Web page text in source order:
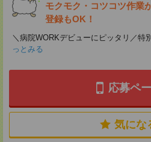
モクモク・コツコツ作業
登録もOK！
＼病院WORKデビューにピッタリ／特
っとみる
応募ペ
気にな